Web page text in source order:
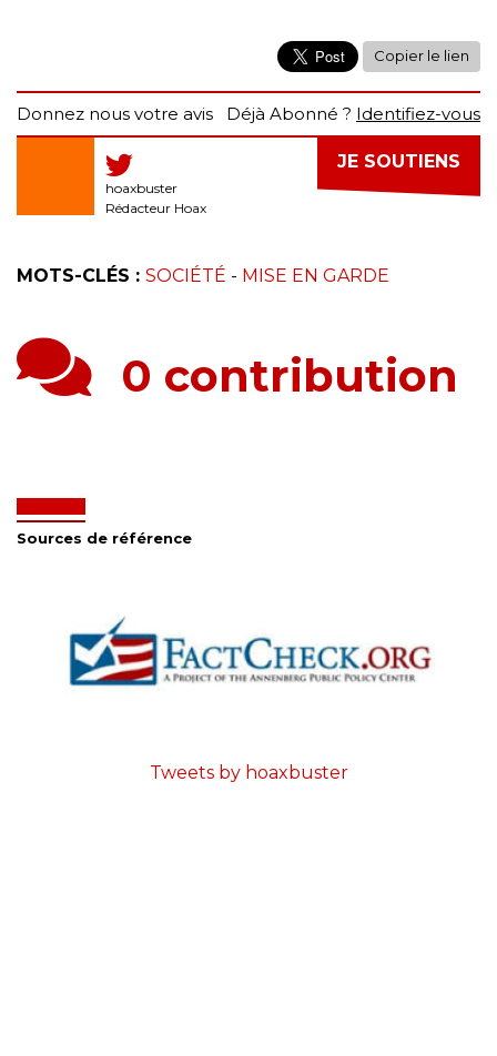
Copier le lien
Donnez nous votre avis Déjà Abonné ? Identifiez-vous
JE SOUTIENS
hoaxbuster
Rédacteur Hoax
MOTS-CLÉS : SOCIÉTÉ - MISE EN GARDE
0 contribution
Sources de référence
Tweets by hoaxbuster